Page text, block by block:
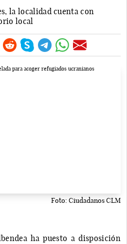
la localidad cuenta con
local
Foto: Ciudadanos CLM
ha puesto a disposición